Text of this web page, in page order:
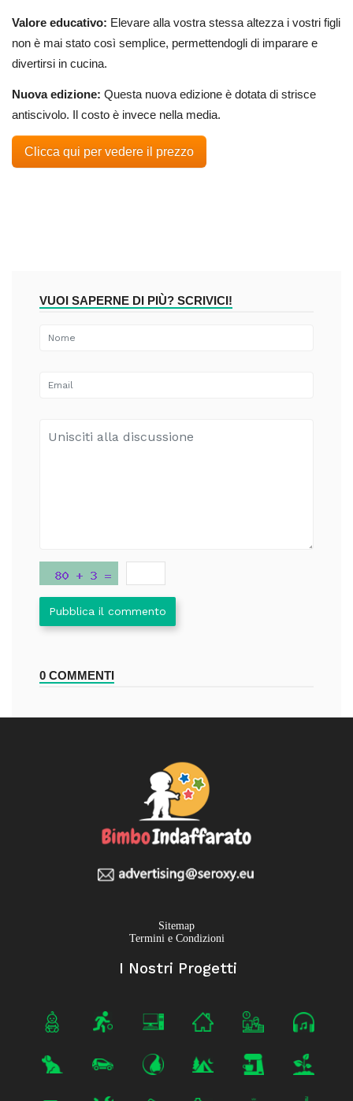
Valore educativo: Elevare alla vostra stessa altezza i vostri figli
non è mai stato così semplice, permettendogli di imparare e
divertirsi in cucina.
Nuova edizione: Questa nuova edizione è dotata di strisce
antiscivolo. Il costo è invece nella media.
Clicca qui per vedere il prezzo
VUOI SAPERNE DI PIÙ? SCRIVICI!
Pubblica il commento
0 COMMENTI
Sitemap
Termini e Condizioni
I Nostri Progetti